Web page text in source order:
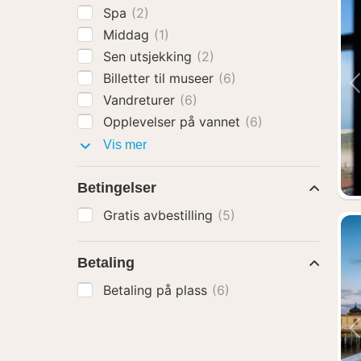
Spa (2)
Middag (1)
Sen utsjekking (2)
Billetter til museer (6)
Vandreturer (6)
Opplevelser på vannet (6)
Vis merPakker
Betingelser
Gratis avbestilling (5)
Betaling
Betaling på plass (6)